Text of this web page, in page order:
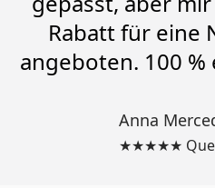
Rabatt für eine
angeboten. 100
Anna
★★★★★